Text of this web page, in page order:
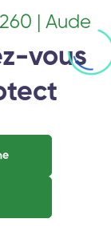
| Aude
vous